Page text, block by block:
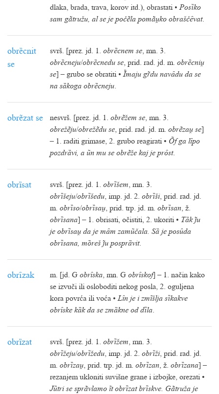
dlaka, brada, trava, korov itd.), obrastati •Posȉko
sam gãtružu, al se je počẽla pomãko obraščȇvat.
obrȅcnit
se
svrš. [prez. jd. 1. obrȅcnem se, mn. 3.
obrȅcneju/obrȅcnedu se, prid. rad. jd. m. obrȅcni
se ] – grubo se obratiti •Ȉmaju gdu navȃdu da se
na sȁkoga obrȅcneju.
obrẽzat se nesvrš. [prez. jd. 1. obrẽžem se, mn. 3.
obrežẽju/obrežẽdu se, prid. rad. jd. m. obrẽza se
– 1. raditi grimase, 2. grubo reagirati • Õf ga lȋpo
pozdrȁvi, a ũn mu se obrẽže kaj je prȏst.
obrȉsat svrš. [prez. jd. 1. obrȉšem, mn. 3.
obrȉšeju/obrȉšedu, imp. jd. 2. obrȉši, prid. rad. jd.
m. obrȉso/obrȉsa, prid. trp. jd. m. obrȉsan, ž.
obrȉsana ] – 1. obrisati, očistiti, 2. ukoriti • Tȁk u
je obrȉsa da je mȃm zamũčala. Sȁ je posȗda
obrȉsana, mȍreš u posprȁvit.
obrȋzak m. [jd. G obrȋska, mn. G obrȋskof] – 1. način kako
se izvuči ili osloboditi nekog posla, 2. oguljena
kora povrća ili voća •Lȋn je i zmĩšlja sȉkakve
obrȋske kȁk da se zmȁkne od dȉla.
obrȉzat svrš. [prez. jd. 1. obrȉžem, mn. 3.
obrȉžeju/obrȉžedu, imp. jd. 2. obrȉži, prid. rad. jd.
m. obrȉza, prid. trp. jd. m. obrȉzan, ž. obrȉzana ] –
rezanjem ukloniti suvišne grane i izbojke, orezati •
Jȕtri se sprãvlamo ĩt obrȉzat brȉskve. Gãtruža je